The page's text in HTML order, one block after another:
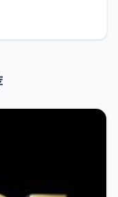
享一个如何为
方法，希望对大家